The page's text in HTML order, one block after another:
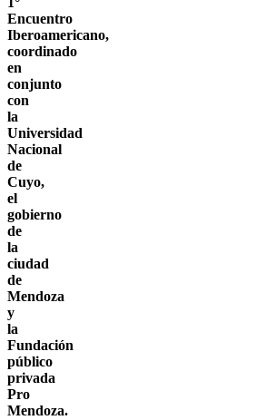
Encuentro
Iberoamericano,
coordinado
en
conjunto
con
la
Universidad
Nacional
de
Cuyo,
el
gobierno
de
la
ciudad
de
Mendoza
y
la
Fundación
público
privada
Pro
Mendoza.